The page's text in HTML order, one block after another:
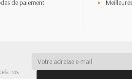
de paiement
nos